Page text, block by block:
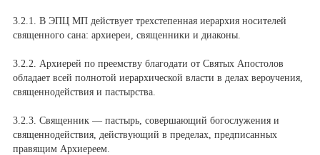
3.2.1. В ЭПЦ МП действует трехстепенная иерархия носителей
священного сана: архиереи, священники и диаконы.
3.2.2. Архиерей по преемству благодати от Святых Апостолов
обладает всей полнотой иерархической власти в делах вероучения,
священнодействия и пастырства.
3.2.3. Священник — пастырь, совершающий богослужения и
священнодействия, действующий в пределах, предписанных
правящим Архиереем.